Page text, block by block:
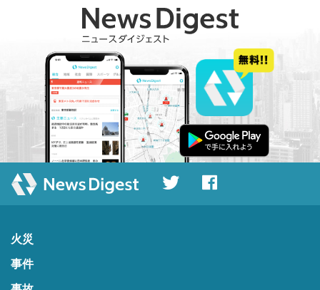
火災
事件